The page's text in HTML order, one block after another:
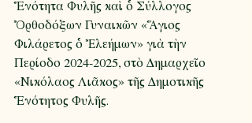
Ἑνότητα Φυλῆς καὶ ὁ Σύλλογος
Ὀρθοδόξων Γυναικῶν «Ἅγιος
Φιλάρετος ὁ Ἐλεήμων» γιὰ τὴν
Περίοδο 2024-2025, στὸ Δημαρχεῖο
«Νικόλαος Λιᾶκος» τῆς Δημοτικῆς
Ἑνότητος Φυλῆς.